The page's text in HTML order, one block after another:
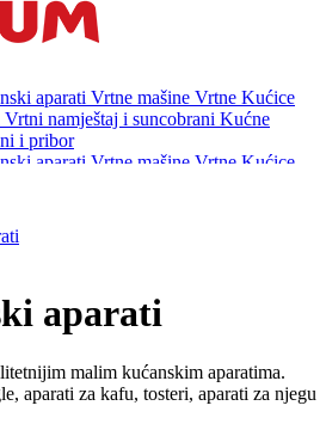
aparati Vrtne mašine Vrtne Kućice
Vrtni namještaj i suncobrani Kućne
i pribor
aparati Vrtne mašine Vrtne Kućice
aparati
malim kućanskim aparatima.
aparati za kafu, tosteri, aparati za njegu